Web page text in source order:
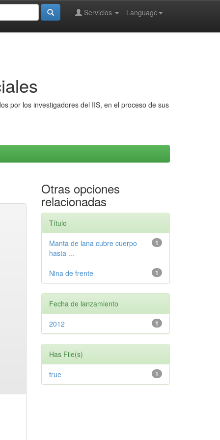
Language
Servicios
por los investigadores del IIS, en el proceso de sus
Otras opciones
relacionadas
Título
1
Manta de lana cubre cuerpo
hasta ...
1
Nina de frente
Fecha de lanzamiento
1
2012
Has File(s)
1
true